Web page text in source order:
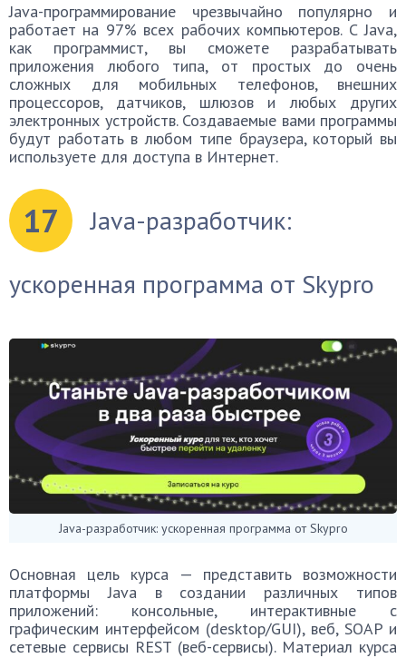
Java-программирование чрезвычайно популярно и
работает на 97% всех рабочих компьютеров. С Java,
как программист, вы сможете разрабатывать
приложения любого типа, от простых до очень
сложных для мобильных телефонов, внешних
процессоров, датчиков, шлюзов и любых других
электронных устройств. Создаваемые вами программы
будут работать в любом типе браузера, который вы
используете для доступа в Интернет.
17
Java-разработчик:
ускоренная программа от Skypro
Java-разработчик: ускоренная программа от Skypro
Основная цель курса — представить возможности
платформы Java в создании различных типов
приложений: консольные, интерактивные с
графическим интерфейсом (desktop/GUI), веб, SOAP и
сетевые сервисы REST (веб-сервисы). Материал курса